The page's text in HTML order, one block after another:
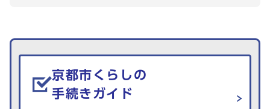
生活情報を探す
京都市くらしの
手続きガイド